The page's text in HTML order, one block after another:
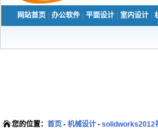
网站首页 办公软件 平面设计 室内设计
您的位置： 首页 - 机械设计 - solidworks2012